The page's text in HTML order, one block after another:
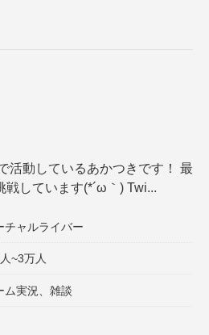
容をリセット
活動しているあかつきです！ 最
しています(*´ω｀) Twi...
チャルライバー
~3万人
ム実況、雑談